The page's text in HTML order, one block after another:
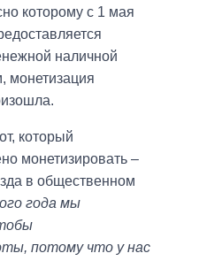
которому с 1 мая
наличной
монетизация
который
монетизировать –
в общественном
года мы
потому что у нас